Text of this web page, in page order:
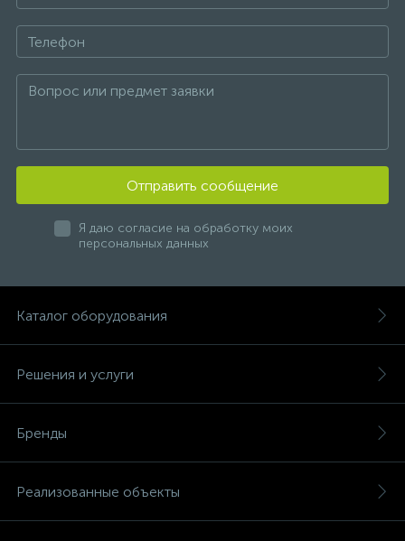
Отправить сообщение
Я даю согласие на обработку моих
персональных данных
Каталог оборудования
Решения и услуги
Бренды
Реализованные объекты